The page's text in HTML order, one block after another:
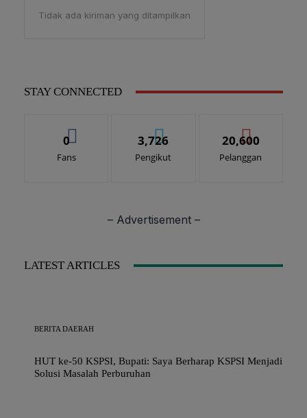
Tidak ada kiriman yang ditampilkan
STAY CONNECTED
0
Fans
3,726
Pengikut
20,600
Pelanggan
– Advertisement –
LATEST ARTICLES
BERITA DAERAH
HUT ke-50 KSPSI, Bupati: Saya Berharap KSPSI Menjadi
Solusi Masalah Perburuhan